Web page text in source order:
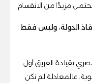
تحتمل مزيدًا من الانقسام.
الدولة، وليس فقط
بقيادة الفريق أول
فالمعادلة لم تكن